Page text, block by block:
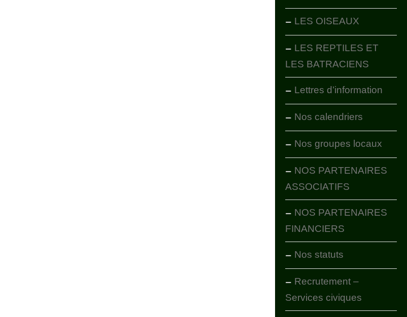
LES OISEAUX
LES REPTILES ET
LES BATRACIENS
Lettres d’information
Nos calendriers
Nos groupes locaux
NOS PARTENAIRES
ASSOCIATIFS
NOS PARTENAIRES
FINANCIERS
Nos statuts
Recrutement –
Services civiques